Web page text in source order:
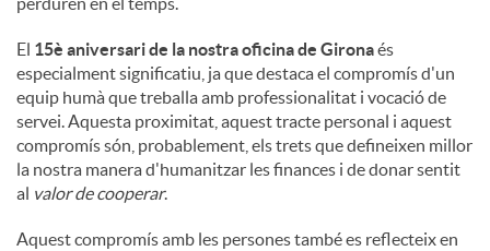
El 15è aniversari de la nostra oficina de Gironaés
especialment significatiu, ja que destaca el compromís d'un
equip humà que treballa amb professionalitat i vocació de
servei. Aquesta proximitat, aquest tracte personal i aquest
compromís són, probablement, els trets que defineixen millor
la nostra manera d'humanitzar les finances i de donar sentit
al valor de cooperar.
Aquest compromís amb les persones també es reflecteix en